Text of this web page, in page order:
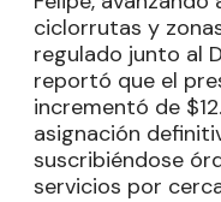
ciclorrutas y
regulado junto al
reportó que el
incrementó de
asignación
suscribiéndose
servicios por